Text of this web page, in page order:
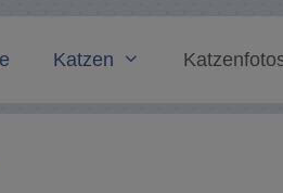
Katzen